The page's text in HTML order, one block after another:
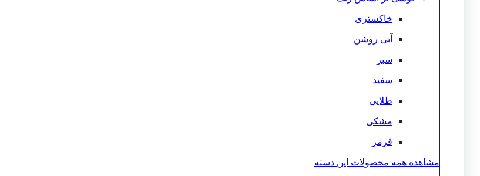
خاکستری
آبی روشن
سبز
سفید
طلایی
مشکی
قرمز
مشاهده همه محصولات این دسته